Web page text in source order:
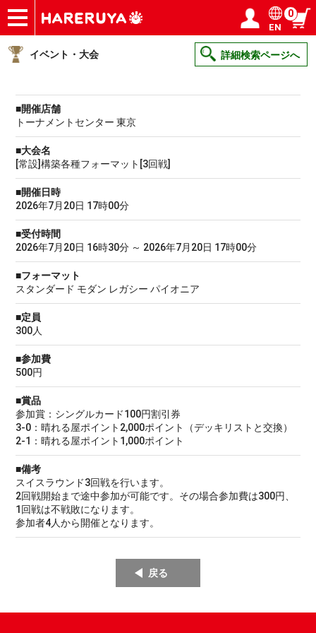
ショップ
買取
記事
デッキ検索
デッキ構築
選手一覧
店舗一覧
イベント
ヘルプ
お問い合わせ ログイン／会員登録
EN
0
イベント・大会 詳細検索ページへ
■開催店舗
トーナメントセンター 東京
■大会名
[常設]構築各種フォーマット[3回戦]
■開催日時
2026年7月20日 17時00分
■受付時間
2026年7月20日 16時30分 ～ 2026年7月20日 17時00分
■フォーマット
スタンダード モダン レガシー パイオニア
■定員
300人
■参加費
500円
■賞品
参加賞：シングルカード100円割引券
3-0：晴れる屋ポイント2,000ポイント（デッキリストと交換）
2-1：晴れる屋ポイント1,000ポイント
■備考
スイスラウンド3回戦を行います。
2回戦開始まで途中参加が可能です。その場合参加費は300円、
1回戦は不戦敗になります。
参加者4人から開催となります。
戻る